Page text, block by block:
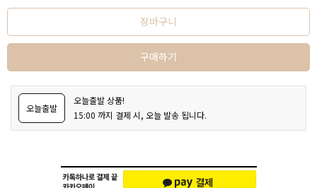
장바구니
구매하기
오늘출발
오늘출발 상품!
15:00 까지 결제 시, 오늘 발송 됩니다.